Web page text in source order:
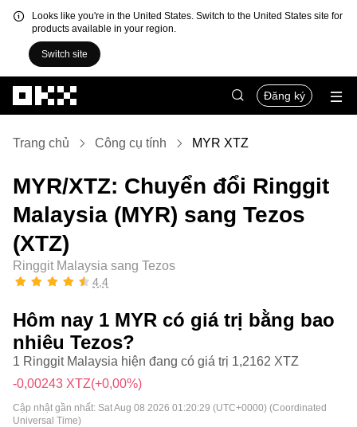
Looks like you're in the United States. Switch to the United States site for
products available in your region.
Switch site
Đăng ký
Trang chủ Công cụ tính MYR XTZ
MYR/XTZ: Chuyển đổi Ringgit
Malaysia (MYR) sang Tezos
(XTZ)
Ringgit Malaysia sang Tezos
4,4
Hôm nay 1 MYR có giá trị bằng bao
nhiêu Tezos?
1 Ringgit Malaysia hiện đang có giá trị 1,2162 XTZ
-0,00243 XTZ(+0,00%)
Cập nhật gần nhất: Sat Aug 08 2026 01:20:29 (UTC+0000) (Coordinated
Universal Time)